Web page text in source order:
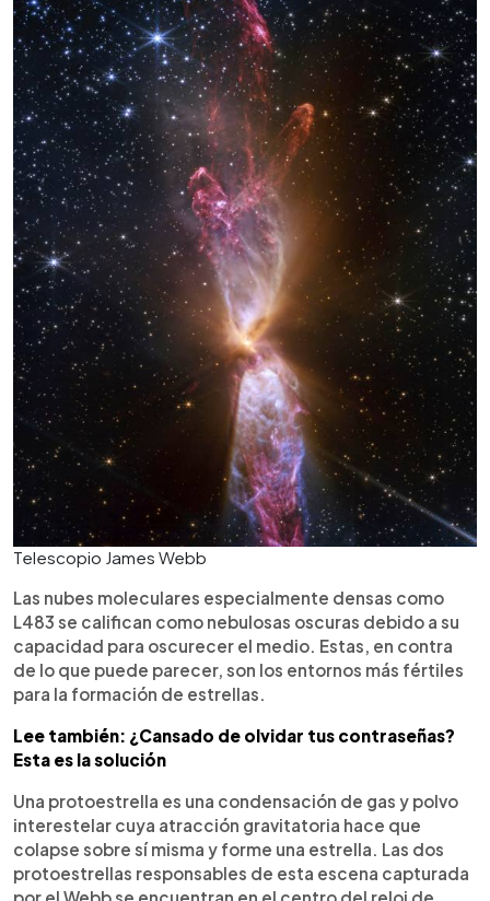
Telescopio James Webb
Las nubes moleculares especialmente densas como
L483 se califican como nebulosas oscuras debido a su
capacidad para oscurecer el medio. Estas, en contra
de lo que puede parecer, son los entornos más fértiles
para la formación de estrellas.
Lee también: ¿Cansado de olvidar tus contraseñas?
Esta es la solución
Una protoestrella es una condensación de gas y polvo
interestelar cuya atracción gravitatoria hace que
colapse sobre sí misma y forme una estrella. Las dos
protoestrellas responsables de esta escena capturada